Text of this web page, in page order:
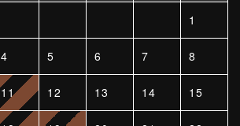
1
4 5 6 7 8
11 12 13 14 15